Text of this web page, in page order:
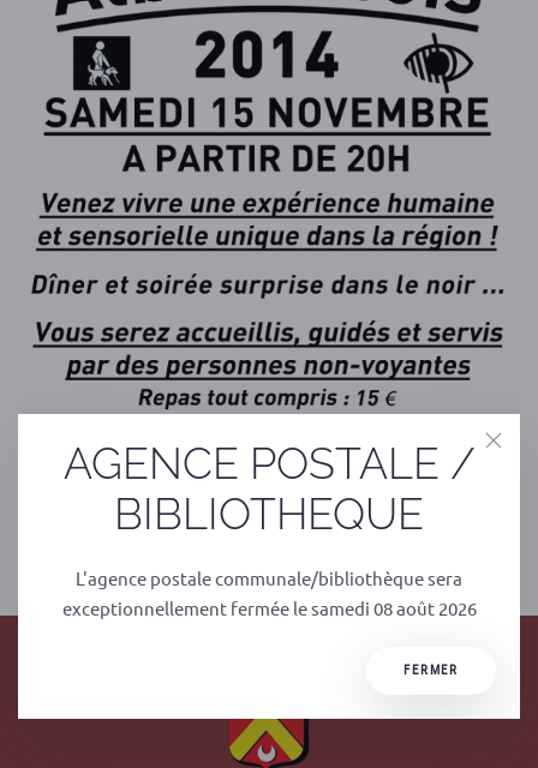
AGENCE POSTALE /
BIBLIOTHEQUE
L'agence postale communale/bibliothèque sera
exceptionnellement fermée le samedi 08 août 2026
FERMER